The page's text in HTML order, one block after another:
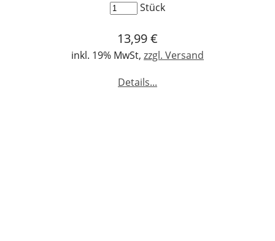
Stück
13,99 €
inkl. 19% MwSt, zzgl. Versand
Details...